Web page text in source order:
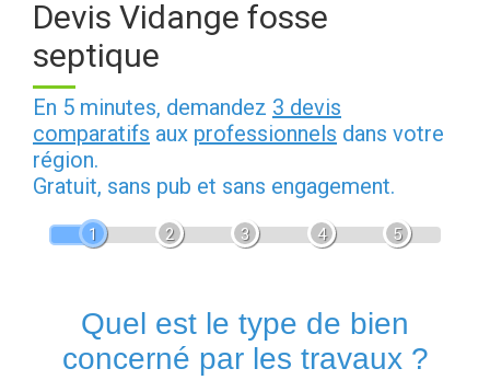
Devis Vidange fosse
septique
En 5 minutes, demandez 3 devis
comparatifs aux professionnels dans votre
région.
Gratuit, sans pub et sans engagement.
1 2 3 4 5
Quel est le type de bien
concerné par les travaux ?